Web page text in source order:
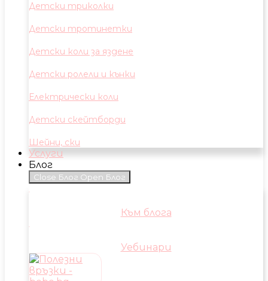
Детски триколки
Детски тротинетки
Детски коли за яздене
Детски ролели и кънки
Електрически коли
Детски скейтборди
Шейни, ски
Услуги
Блог
Close Блог Open Блог
Към блога
Уебинари